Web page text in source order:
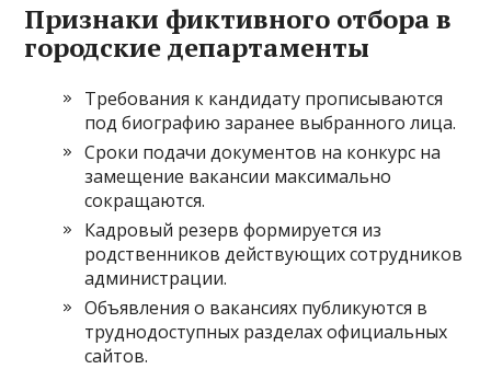
Признаки фиктивного отбора в
городские департаменты
Требования к кандидату прописываются
под биографию заранее выбранного лица.
Сроки подачи документов на конкурс на
замещение вакансии максимально
сокращаются.
Кадровый резерв формируется из
родственников действующих сотрудников
администрации.
Объявления о вакансиях публикуются в
труднодоступных разделах официальных
сайтов.